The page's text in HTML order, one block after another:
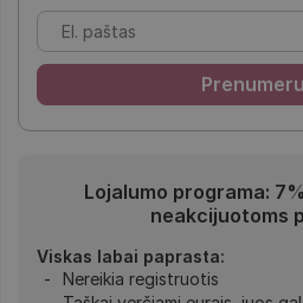
Lojalumo programa:
neakcijuotoms
Viskas labai paprasta:
Nereikia registruotis